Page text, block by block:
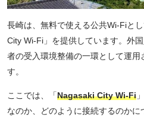
長崎は、無料で使える公共Wi-Fiと
City Wi-Fi」を提供しています。外
者の受入環境整備の一環として運
す。
ここでは、「Nagasaki City Wi-Fi
なのか、どのように接続するのかに